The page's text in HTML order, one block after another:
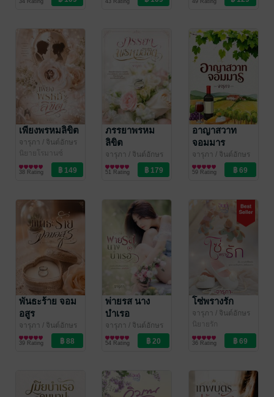
34 Rating 43 Rating 49 Rating
เพียงพรหมลิขิต
จารุภา / จินต์อักษร
สำนักพิมพ์
นิยายโรมานซ์
38 Rating
ภรรยาพรหม
ลิขิต
จารุภา / จินต์อักษร
สำนักพิมพ์
นิยายรัก
51 Rating
อาญาสวาท
จอมมาร
จารุภา / จินต์อักษร
สำนักพิมพ์
นิยายโรมานซ์
59 Rating
พันธะร้าย จอม
อสูร
จารุภา / จินต์อักษร
สำนักพิมพ์
นิยายโรมานซ์
39 Rating
พ่ายรส นาง
บำเรอ
จารุภา / จินต์อักษร
สำนักพิมพ์
นิยายรัก
54 Rating
โซ่พรางรัก
จารุภา / จินต์อักษร
สำนักพิมพ์
นิยายรัก
36 Rating